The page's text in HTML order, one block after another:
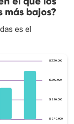
más bajos?
es el
$240.000
$270.000
$300.000
$330.000